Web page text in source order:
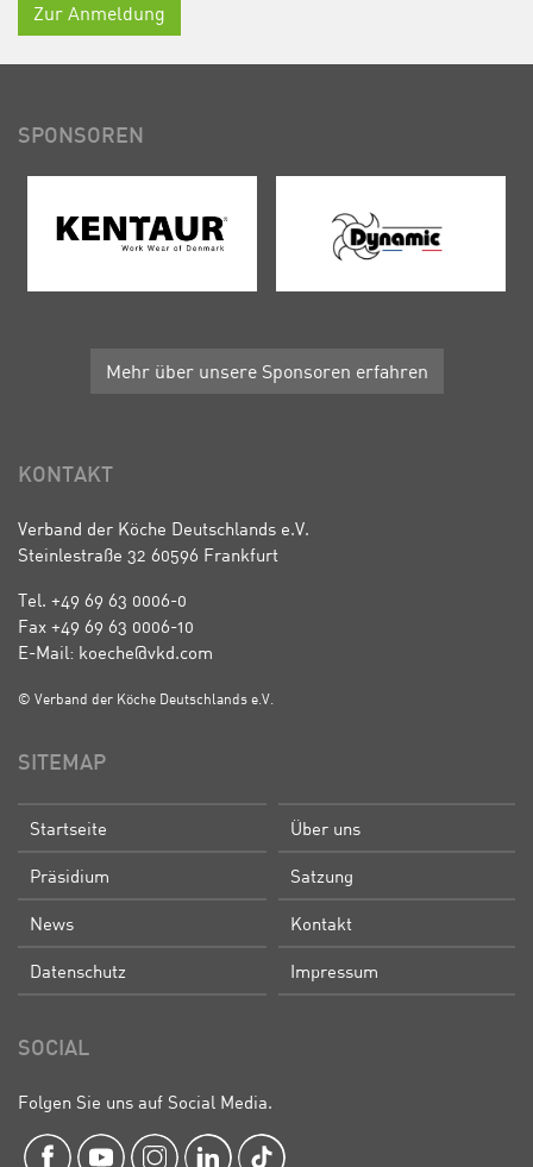
Zur Anmeldung
SPONSOREN
Mehr über unsere Sponsoren erfahren
KONTAKT
Verband der Köche Deutschlands e.V.
Steinlestraße 32 60596 Frankfurt
Tel. +49 69 63 0006-0
Fax +49 69 63 0006-10
E-Mail: koeche@vkd.com
© Verband der Köche Deutschlands e.V.
SITEMAP
Startseite Über uns
Präsidium Satzung
News Kontakt
Datenschutz Impressum
SOCIAL
Folgen Sie uns auf Social Media.